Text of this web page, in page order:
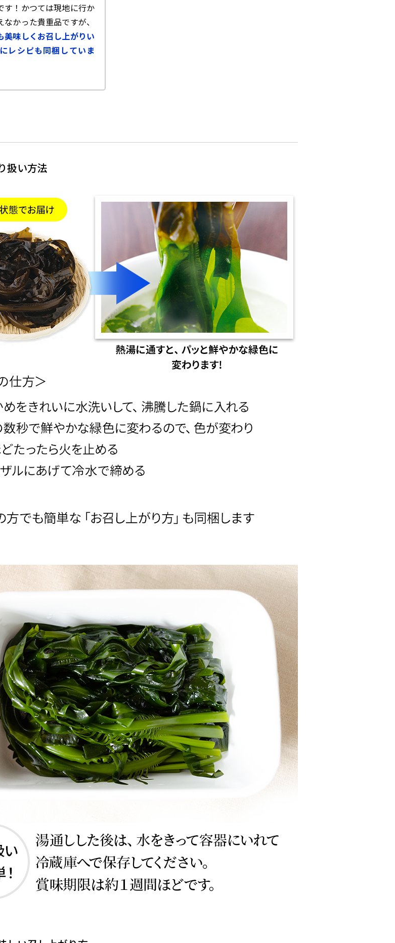
す！かつては現地に行か
かった貴重品ですが、
美味しくお召し上がりい
レシピも同梱していま
扱い方法